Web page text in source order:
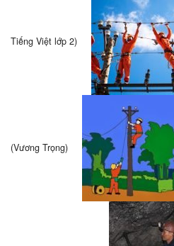
Tiếng Việt lớp 2)
(Vương Trọng)